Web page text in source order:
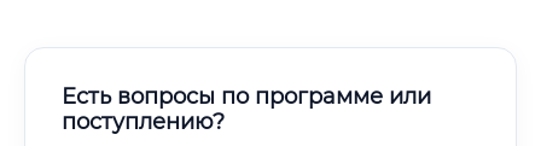
Есть вопросы по программе или
поступлению?